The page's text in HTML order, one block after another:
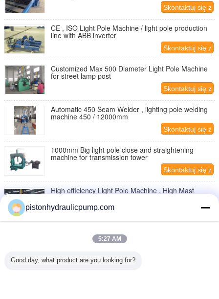
Skontaktuj się z
nami
CE , ISO Light Pole Machine / light pole production
line with ABB inverter
Skontaktuj się z
nami
Customized Max 500 Diameter Light Pole Machine
for street lamp post
Skontaktuj się z
nami
Automatic 450 Seam Welder , lighting pole welding
machine 450 / 12000mm
Skontaktuj się z
nami
1000mm Big light pole close and straightening
machine for transmission tower
Skontaktuj się z
nami
High efficiency Light Pole Machine , High Mast
Skontaktuj się z
nami
Pole Machine cutting 25mm Max
pistonhydraulicpump.com
5:27 AM
Good day, what product are you looking for?